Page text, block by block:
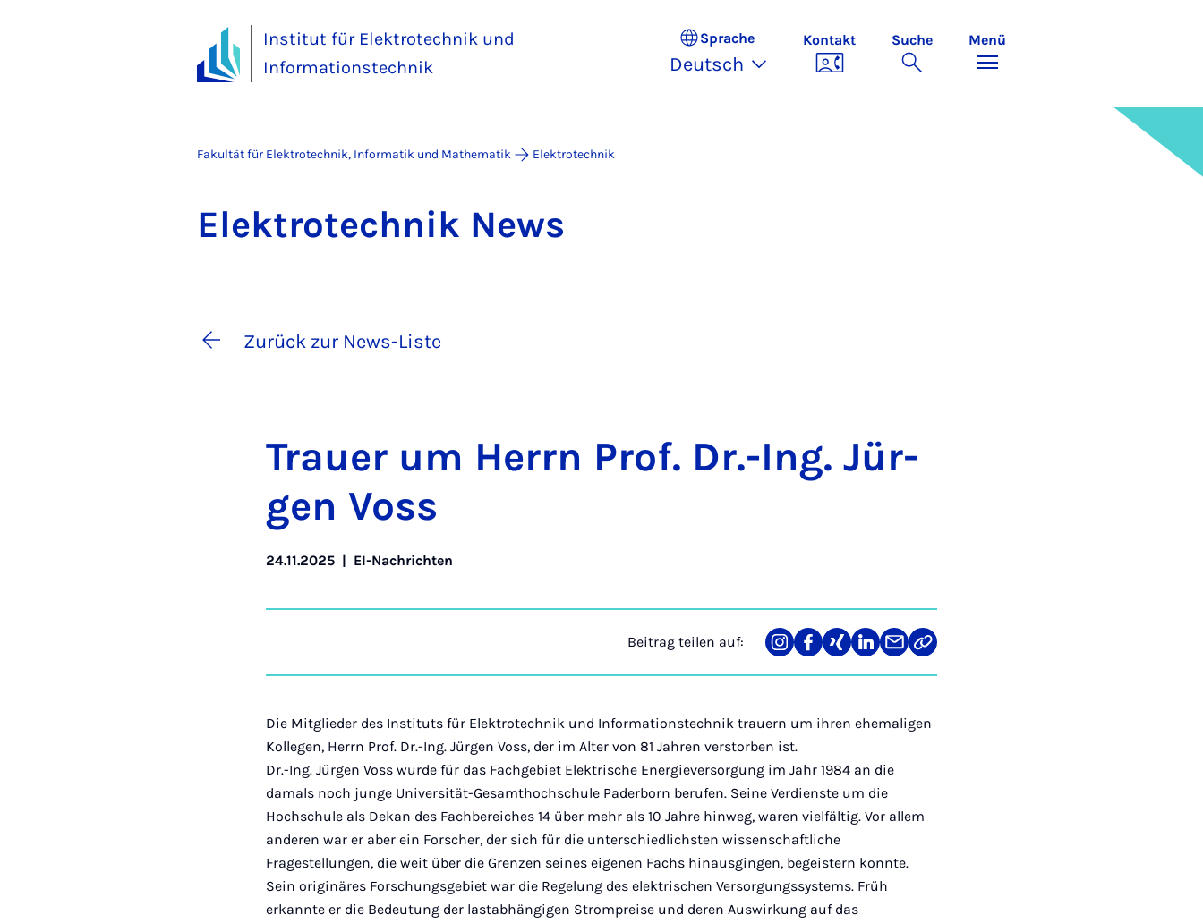
Institut für Elektrotechnik und
Informationstechnik
Sprache
Deutsch
Kontakt Suche Menü
Fakultät für Elektrotechnik, Informatik und Mathematik Elektrotechnik
Elek­tro­tech­nik News
Zurück zur News-Liste
Trau­er um Herrn Prof. Dr.-Ing. Jür­
gen Voss
24.11.2025 | EI-Nachrichten
Beitrag teilen auf:
Teilen
auf
Teilen
auf
Teilen
auf
Teilen
auf
Teilen
über
Mail
Link
kopieren
Die Mitglieder des Instituts für Elektrotechnik und Informationstechnik trauern um ihren ehemaligen
Kollegen, Herrn Prof. Dr.-Ing. Jürgen Voss, der im Alter von 81 Jahren verstorben ist.
Dr.-Ing. Jürgen Voss wurde für das Fachgebiet Elektrische Energieversorgung im Jahr 1984 an die
damals noch junge Universität-Gesamthochschule Paderborn berufen. Seine Verdienste um die
Hochschule als Dekan des Fachbereiches 14 über mehr als 10 Jahre hinweg, waren vielfältig. Vor allem
anderen war er aber ein Forscher, der sich für die unterschiedlichsten wissenschaftliche
Fragestellungen, die weit über die Grenzen seines eigenen Fachs hinausgingen, begeistern konnte.
Sein originäres Forschungsgebiet war die Regelung des elektrischen Versorgungssystems. Früh
erkannte er die Bedeutung der lastabhängigen Strompreise und deren Auswirkung auf das